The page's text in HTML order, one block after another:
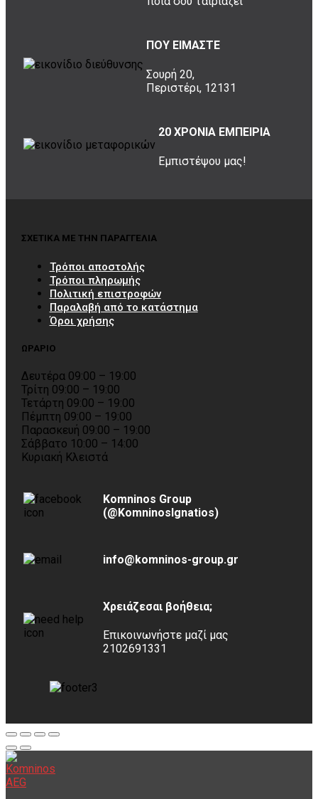
ΠΟΥ ΕΙΜΑΣΤΕ
Σουρή 20,
Περιστέρι, 12131
20 ΧΡΟΝΙΑ ΕΜΠΕΙΡΙΑ
Εμπιστέψου μας!
ΣΧΕΤΙΚΑ ΜΕ ΤΗΝ ΠΑΡΑΓΓΕΛΙΑ
Τρόποι αποστολής
Τρόποι πληρωμής
Πολιτική επιστροφών
Παραλαβή από το κατάστημα
Όροι χρήσης
ΩΡΑΡΙΟ
Δευτέρα 09:00 – 19:00
Τρίτη 09:00 – 19:00
Τετάρτη 09:00 – 19:00
Πέμπτη 09:00 – 19:00
Παρασκευή 09:00 – 19:00
Σάββατο 10:00 – 14:00
Κυριακή Κλειστά
Komninos Group
(@KomninosIgnatios)
info@komninos-group.gr
Χρειάζεσαι βοήθεια;
Επικοινωνήστε μαζί μας
2102691331